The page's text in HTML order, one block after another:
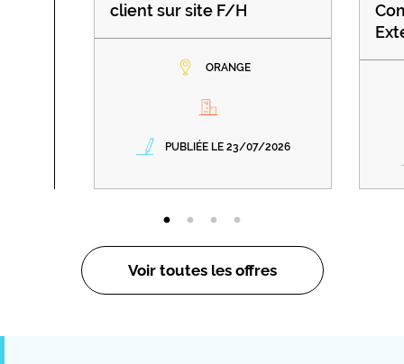
client sur site F/H
ORANGE
PUBLIÉE LE 23/07/2026
Voir toutes les offres